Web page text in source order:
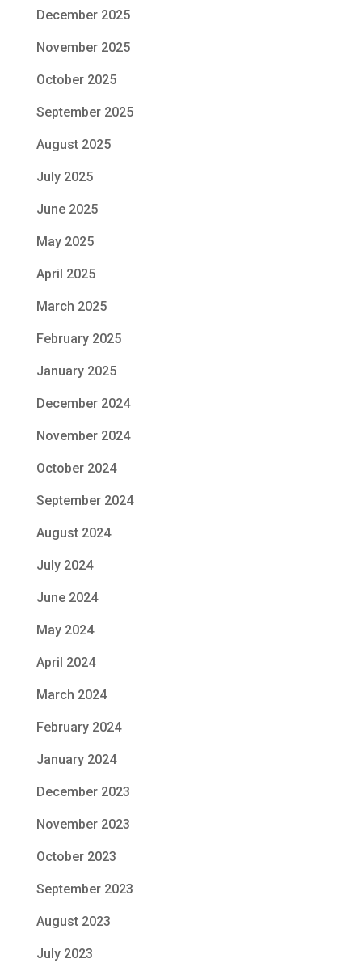
December 2025
November 2025
October 2025
September 2025
August 2025
July 2025
June 2025
May 2025
April 2025
March 2025
February 2025
January 2025
December 2024
November 2024
October 2024
September 2024
August 2024
July 2024
June 2024
May 2024
April 2024
March 2024
February 2024
January 2024
December 2023
November 2023
October 2023
September 2023
August 2023
July 2023